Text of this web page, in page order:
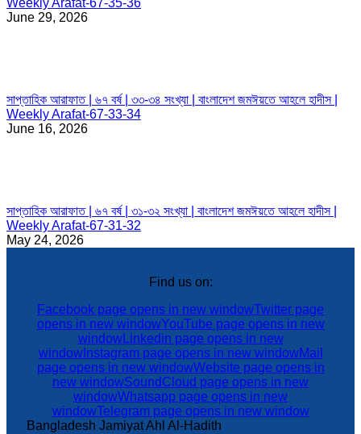
Weekly Arafat-67-35-36
June 29, 2026
সাপ্তাহিক আরাফাত | ৬৭ বর্ষ | ৩৩-৩৪ সংখ্যা | বাংলাদেশ জমঈয়তে আহলে হাদীস |
Weekly Arafat-67-33-34
June 16, 2026
সাপ্তাহিক আরাফাত | ৬৭ বর্ষ | ৩১-৩২ সংখ্যা | বাংলাদেশ জমঈয়তে আহলে হাদীস |
Weekly Arafat-67-31-32
May 24, 2026
Find us on:
Facebook page opens in new windowTwitter page
opens in new windowYouTube page opens in new
windowLinkedin page opens in new
windowInstagram page opens in new windowMail
page opens in new windowWebsite page opens in
new windowSoundCloud page opens in new
windowWhatsapp page opens in new
windowTelegram page opens in new window
Bangladesh Jamiyat Ahl Al-Hadith